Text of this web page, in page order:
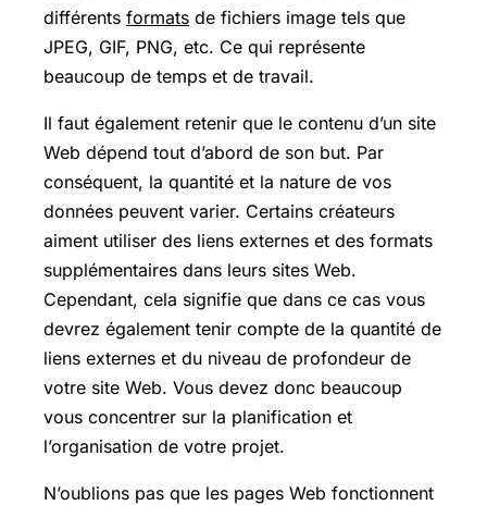
différents formats de fichiers image tels que
JPEG, GIF, PNG, etc. Ce qui représente
beaucoup de temps et de travail.
Il faut également retenir que le contenu d’un site
Web dépend tout d’abord de son but. Par
conséquent, la quantité et la nature de vos
données peuvent varier. Certains créateurs
aiment utiliser des liens externes et des formats
supplémentaires dans leurs sites Web.
Cependant, cela signifie que dans ce cas vous
devrez également tenir compte de la quantité de
liens externes et du niveau de profondeur de
votre site Web. Vous devez donc beaucoup
vous concentrer sur la planification et
l’organisation de votre projet.
N’oublions pas que les pages Web fonctionnent